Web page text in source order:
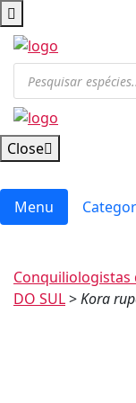
Close
Menu
Conquiliologistas
DO SUL>Kora